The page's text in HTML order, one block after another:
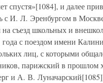
спустя»[1084], и далее
И. Л. Эренбургом в
съезд школьных и
с поездом имени
лиц, с которыми
парижский в прошлом
и А. В.